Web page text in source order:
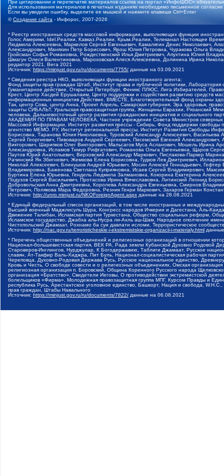
При цитировании и перепечатке материалов ссылка на портал «ИнфоШОС»
Для использования материалов в печатных изданиях необходимо письменное
Если вы увидели ошибку, выделите ее мышкой и нажмите клавиши Ctrl+Enter
©Создание сайта - Инфорос, 2007-2026
* Реестр иностранных средств массовой информации, выполняющих функции
Голос Америки, Idel.Реалии, Кавказ.Реалии, Крым.Реалии, Телеканал Настоящее
Людмила Алексеевна, Маркелов Сергей Евгеньевич, Камалягин Денис Николаевич,
Александрович, Маняхин Петр Борисович, Ярош Юлия Петровна, Чуракова Ольга
Гройсман Софья Романовна, Рождественский Илья Дмитриевич, Апухтина Юлия
Шмагун Олеся Валентиновна, Мароховская Алеся Алексеевна, Долинина Ирина
редактор 2021, Вега 2021
Источник: https://minjust.gov.ru/ru/documents/7755/ данные на 03.09.2021
* Сведения реестра НКО, выполняющих функции иностранного агента:
Фонд защиты прав граждан Штаб, Институт права и публичной политики,
Гуманитарное действие, Открытый Петербург, Феникс ПЛЮС, Лига Избирателей,
Крест, Центр Хасдей Ерушалаим, Центр поддержки и содействия развитию средств
информационных инициатив Действие, ВМЕСТЕ, Благотворительный фонд охраны
Так, центр Сова, центр Анна, Проект Апрель, Самарская губерния, Эра здоровья,
защиты СИБАЛЬТ, Уральская правозащитная группа, Женщины Евразии, Рязанский
человека, Дальневосточный центр развития гражданских инициатив и социального
АКАДЕМИЯ ПО ПРАВАМ ЧЕЛОВЕКА, Частное учреждение Совета Министров северных
Массовой Информации, Институт развития прессы - Сибирь, Фонд поддержки
агентство МЕМО. РУ, Институт региональной прессы, Институт Развития Свободы
Борисовна, Таранова Юлия Николаевна, Туровский Александр Алексеевич,
Сергей Георгиевич, Пивоваров Андрей Сергеевич, Писемский Евгений
Викторович, Шарипков Олег Викторович, Мальсагов Муса Асланович, Мошель Ирина
Александровна, Исламов Тимур Рифгатович, Романова Ольга Евгеньевна, Щаров
Паутов Юрий Анатольевич, Верховский Александр Маркович, Пислакова-Паркер
Рачинский Ян Збигневич, Жемкова Елена Борисовна, Гудков Лев Дмитриевич,
Николай Алексеевич, Блинушов Андрей Юрьевич, Мосин Алексей Геннадьевич,
Владимировна, Баженова Светлана Куприяновна, Исаев Сергей Владимирович,
Буртина Елена Юрьевна, Гендель Людмила Залмановна, Кокорина Екатерина
Подузов Сергей Васильевич, Протасова Ирина Вячеславовна, Литинский Леонид
Добровольская Анна Дмитриевна, Королева Александра Евгеньевна, Смирнов
Петрович, Полякова Мара Федоровна, Резник Генри Маркович, Захаров Герман
Источник: http://unro.minjust.ru/NKOForeignAgent.aspx данные на 28.08.2021
* Единый федеральный список организаций, в том числе иностранных и
Высший военный Маджлисуль Шура, Конгресс народов Ичкерии и Дагестана, Аль-
Движение Талибан, Исламская партия Туркестана, Общество социальных реформ,
Исламское государство, Джабха аль-Нусра ли-Ахль аш-Шам, Народное ополчение
Чистопольский Джамаат, Рохнамо ба суи давлати исломи, Террористическое
Источник: http://nac.gov.ru/terroristicheskie-i-ekstremistskie-organizacii-i-materialy.html
* Перечень общественных объединений и религиозных организаций в отношении
Национал-большевистская партия, ВЕК РА, Рада земли Кубанской Духовно Родовой
Староверов-Инглингов, Нурджулар, К Богодержавию, Таблиги Джамаат, Русское
славян, Ат-Такфир Валь-Хиджра, Пит Буль, Национал-социалистическая рабочая
Череповца, Духовно-Родовая Держава Русь, Русское национальное единство,
Кровь и Честь, О свободе совести и о религиозных объединениях, Омская
религиозная организация п. Боровский, Община Коренного Русского народа
организация «Братство», Свидетели Иеговы, О противодействии экстремистской
болельщиков «Фирма», Молодежная правозащитная группа МПГ, Курсом Правды и
республика Русь, Арестантское уголовное единство, Башкорт, Нация и свобода,
прав граждан, Штабы Навального
Источник: https://minjust.gov.ru/ru/documents/7822/ данные на 06.08.2021